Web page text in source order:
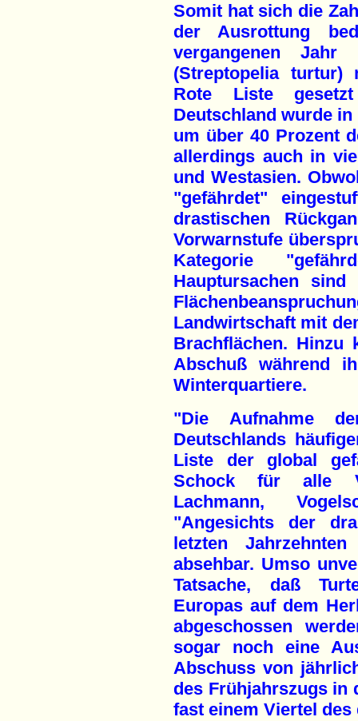
Somit hat sich die
der Ausrottung
vergangenen Jahr
(Streptopelia
Rote Liste
Deutschland wurde
um über 40 Prozent
allerdings auch in
und Westasien.
"gefährdet"
drastischen
Vorwarnstufe
Kategorie
Hauptursachen
Landwirtschaft mit
Brachflächen. Hinzu
Abschuß während
Winterquartiere.
"Die Aufnahme
Deutschlands
Liste der global
Schock für alle
Lachmann,
"Angesichts der
letzten
absehbar. Umso
Tatsache, daß
Europas auf dem
abgeschossen
sogar noch eine
Abschuss von
des Frühjahrszugs in
fast einem Viertel